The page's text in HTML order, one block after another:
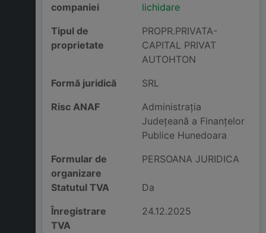
companiei
lichidare
Tipul de
proprietate
PROPR.PRIVATA-
CAPITAL PRIVAT
AUTOHTON
Formă juridică
SRL
Risc ANAF
Administraţia
Judeţeană a Finanţelor
Publice Hunedoara
Formular de
organizare
PERSOANA JURIDICA
Statutul TVA
Da
Înregistrare
TVA
24.12.2025